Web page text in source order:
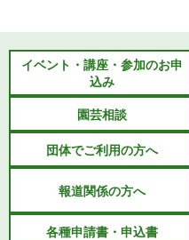
イベント・講座・参加のお申
込み
園芸相談
団体でご利用の方へ
報道関係の方へ
各種申請書・申込書